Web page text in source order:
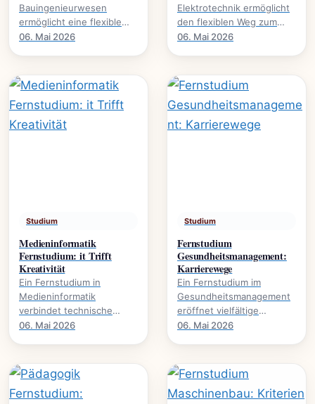
Bauingenieurwesen
ermöglicht eine flexible
Karriereentwicklung., wie
06. Mai 2026
Elektrotechnik ermöglicht
den flexiblen Weg zum
Ingenieurabschluss. Mehr
06. Mai 2026
Studium
Medieninformatik
Fernstudium: it Trifft
Kreativität
Ein Fernstudium in
Medieninformatik
verbindet technische
Expertise mit kreativer
06. Mai 2026
Studium
Fernstudium
Gesundheitsmanagement:
Karrierewege
Ein Fernstudium im
Gesundheitsmanagement
eröffnet vielfältige
Karrierewege in einem
06. Mai 2026